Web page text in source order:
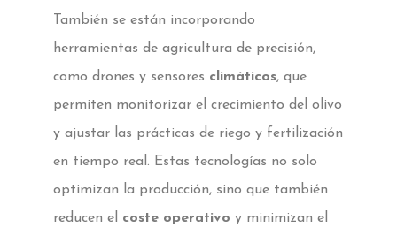
También se están incorporando
herramientas de agricultura de precisión,
como drones y sensores climáticos, que
permiten monitorizar el crecimiento del olivo
y ajustar las prácticas de riego y fertilización
en tiempo real. Estas tecnologías no solo
optimizan la producción, sino que también
reducen el coste operativo y minimizan el